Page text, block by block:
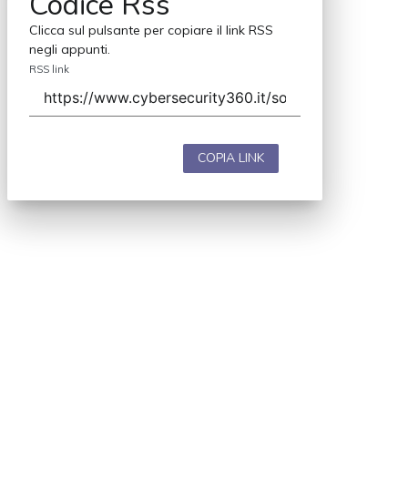
Clicca sul pulsante per copiare il link RSS
negli appunti.
RSS link
COPIA LINK